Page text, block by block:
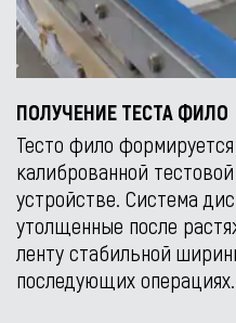
ПОЛУЧЕНИЕ ТЕСТА ФИЛО
Тесто фило
калиброванной
устройстве. Система
утолщенные после
ленту стабильной
последующих операциях.